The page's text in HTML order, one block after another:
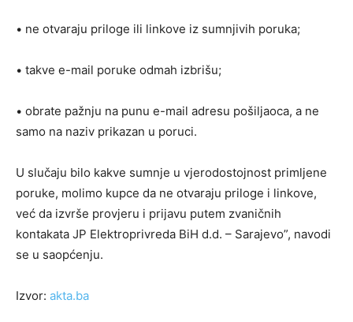
• ne otvaraju priloge ili linkove iz sumnjivih poruka;
• takve e-mail poruke odmah izbrišu;
• obrate pažnju na punu e-mail adresu pošiljaoca, a ne
samo na naziv prikazan u poruci.
U slučaju bilo kakve sumnje u vjerodostojnost primljene
poruke, molimo kupce da ne otvaraju priloge i linkove,
već da izvrše provjeru i prijavu putem zvaničnih
kontakata JP Elektroprivreda BiH d.d. – Sarajevo”, navodi
se u saopćenju.
Izvor: akta.ba